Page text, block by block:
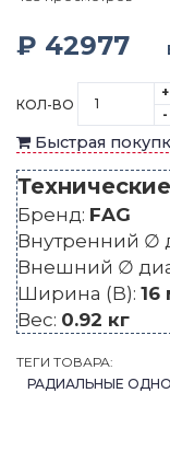
₽ 42977
КОЛ-ВО
+
-
Быстрая
Бренд: FAG
Внутренний ∅
Внешний ∅
Ширина (B): 16
Вес: 0.92 кг
ТЕГИ ТОВАРА:
РАДИАЛЬНЫЕ